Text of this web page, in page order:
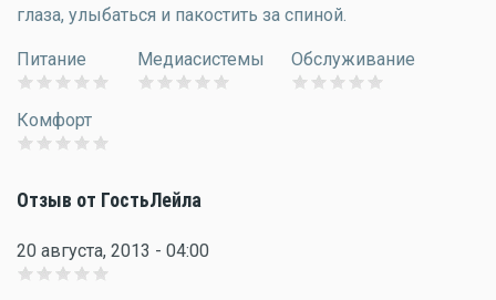
глаза, улыбаться и пакостить за спиной.
Питание Медиасистемы Обслуживание
Комфорт
Отзыв от ГостьЛейла
20 августа, 2013 - 04:00